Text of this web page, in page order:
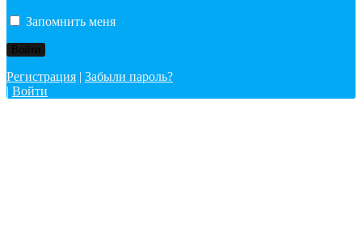
Запомнить меня
Регистрация | Забыли пароль?
| Войти